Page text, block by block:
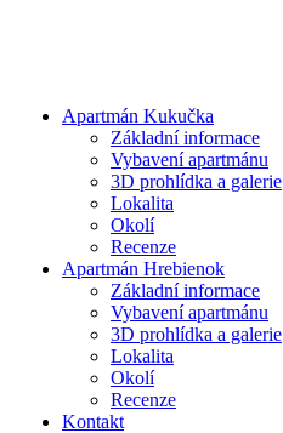
Apartmán Kukučka
Základní informace
Vybavení apartmánu
3D prohlídka a galerie
Lokalita
Okolí
Recenze
Apartmán Hrebienok
Základní informace
Vybavení apartmánu
3D prohlídka a galerie
Lokalita
Okolí
Recenze
Kontakt